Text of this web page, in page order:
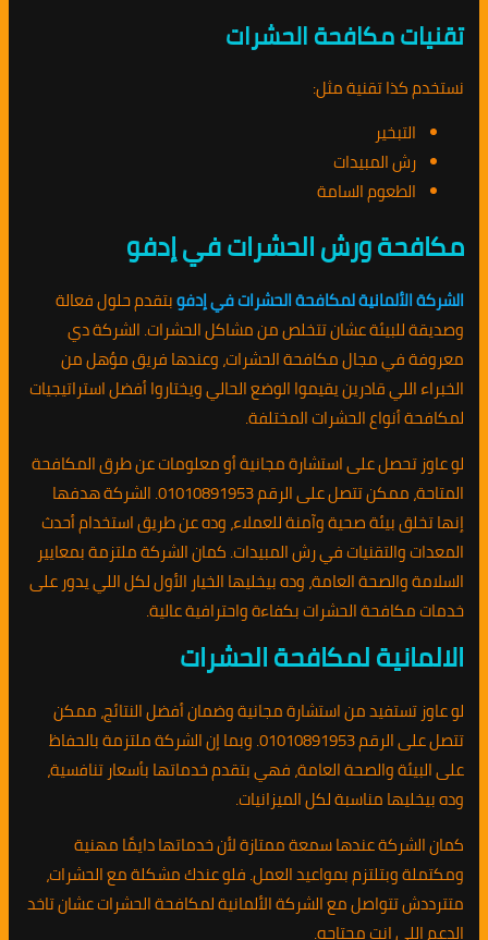
تقنيات مكافحة الحشرات
نستخدم كذا تقنية مثل:
التبخير
رش المبيدات
الطعوم السامة
مكافحة ورش الحشرات في إدفو
الشركة الألمانية لمكافحة الحشرات في إدفوبتقدم حلول فعالة
وصديقة للبيئة عشان تتخلص من مشاكل الحشرات. الشركة دي
معروفة في مجال مكافحة الحشرات، وعندها فريق مؤهل من
الخبراء اللي قادرين يقيموا الوضع الحالي ويختاروا أفضل استراتيجيات
لمكافحة أنواع الحشرات المختلفة.
لو عاوز تحصل على استشارة مجانية أو معلومات عن طرق المكافحة
المتاحة، ممكن تتصل على الرقم 01010891953. الشركة هدفها
إنها تخلق بيئة صحية وآمنة للعملاء، وده عن طريق استخدام أحدث
المعدات والتقنيات في رش المبيدات. كمان الشركة ملتزمة بمعايير
السلامة والصحة العامة، وده بيخليها الخيار الأول لكل اللي يدور على
خدمات مكافحة الحشرات بكفاءة واحترافية عالية.
الالمانية لمكافحة الحشرات
لو عاوز تستفيد من استشارة مجانية وضمان أفضل النتائج، ممكن
تتصل على الرقم 01010891953. وبما إن الشركة ملتزمة بالحفاظ
على البيئة والصحة العامة، فهي بتقدم خدماتها بأسعار تنافسية،
وده بيخليها مناسبة لكل الميزانيات.
كمان الشركة عندها سمعة ممتازة لأن خدماتها دايمًا مهنية
ومكتملة وبتلتزم بمواعيد العمل. فلو عندك مشكلة مع الحشرات،
متترددش تتواصل مع الشركة الألمانية لمكافحة الحشرات عشان تاخد
الدعم اللي انت محتاجه.